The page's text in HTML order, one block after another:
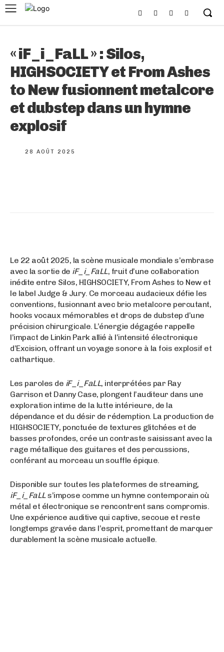
« iF_i_FaLL » : Silos,
HIGHSOCIETY et From Ashes
to New fusionnent metalcore
et dubstep dans un hymne
explosif
28 AOÛT 2025
Le 22 août 2025, la scène musicale mondiale s’embrase
avec la sortie de iF_i_FaLL, fruit d’une collaboration
inédite entre Silos, HIGHSOCIETY, From Ashes to New et
le label Judge & Jury. Ce morceau audacieux défie les
conventions, fusionnant avec brio metalcore percutant,
hooks vocaux mémorables et drops de dubstep d’une
précision chirurgicale. L’énergie dégagée rappelle
l’impact de Linkin Park allié à l’intensité électronique
d’Excision, offrant un voyage sonore à la fois explosif et
cathartique.
Les paroles de iF_i_FaLL, interprétées par Ray
Garrison et Danny Case, plongent l’auditeur dans une
exploration intime de la lutte intérieure, de la
dépendance et du désir de rédemption. La production de
HIGHSOCIETY, ponctuée de textures glitchées et de
basses profondes, crée un contraste saisissant avec la
rage métallique des guitares et des percussions,
conférant au morceau un souffle épique.
Disponible sur toutes les plateformes de streaming,
iF_i_FaLLs’impose comme un hymne contemporain où
métal et électronique se rencontrent sans compromis.
Une expérience auditive qui captive, secoue et reste
longtemps gravée dans l’esprit, promettant de marquer
durablement la scène musicale actuelle.